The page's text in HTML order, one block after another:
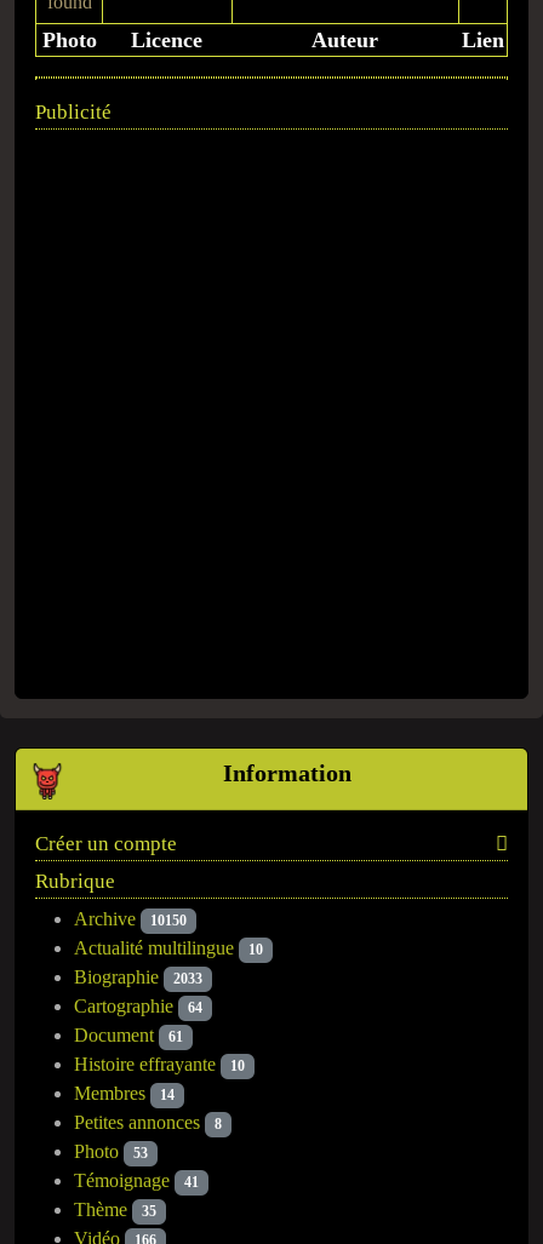
Information
Créer un compte
Rubrique
Archive 10150
Actualité multilingue 10
Biographie 2033
Cartographie 64
Document 61
Histoire effrayante 10
Membres 14
Petites annonces 8
Photo 53
Témoignage 41
Thème 35
Vidéo
Photo Licence Auteur Lien
Publicité